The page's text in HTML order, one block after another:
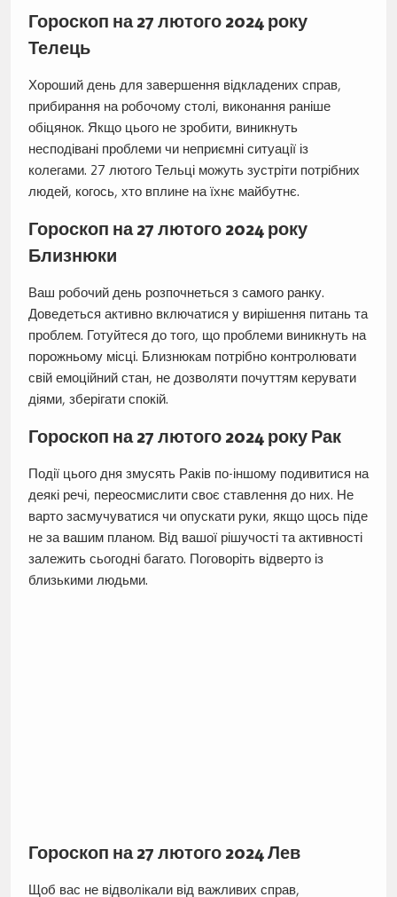
Гороскоп на 27 лютого 2024 року
Телець
Хороший день для завершення відкладених справ,
прибирання на робочому столі, виконання раніше
обіцянок. Якщо цього не зробити, виникнуть
несподівані проблеми чи неприємні ситуації із
колегами. 27 лютого Тельці можуть зустріти потрібних
людей, когось, хто вплине на їхнє майбутнє.
Гороскоп на 27 лютого 2024 року
Близнюки
Ваш робочий день розпочнеться з самого ранку.
Доведеться активно включатися у вирішення питань та
проблем. Готуйтеся до того, що проблеми виникнуть на
порожньому місці. Близнюкам потрібно контролювати
свій емоційний стан, не дозволяти почуттям керувати
діями, зберігати спокій.
Гороскоп на 27 лютого 2024 року Рак
Події цього дня змусять Раків по-іншому подивитися на
деякі речі, переосмислити своє ставлення до них. Не
варто засмучуватися чи опускати руки, якщо щось піде
не за вашим планом. Від вашої рішучості та активності
залежить сьогодні багато. Поговоріть відверто із
близькими людьми.
Гороскоп на 27 лютого 2024 Лев
Щоб вас не відволікали від важливих справ,